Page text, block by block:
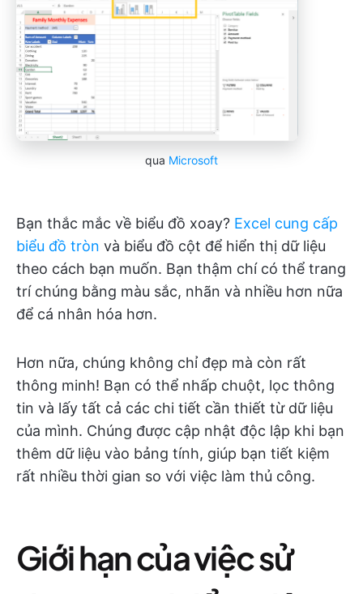
qua Microsoft
Bạn thắc mắc về biểu đồ xoay? Excel cung cấp
biểu đồ tròn và biểu đồ cột để hiển thị dữ liệu
theo cách bạn muốn. Bạn thậm chí có thể trang
trí chúng bằng màu sắc, nhãn và nhiều hơn nữa
để cá nhân hóa hơn.
Hơn nữa, chúng không chỉ đẹp mà còn rất
thông minh! Bạn có thể nhấp chuột, lọc thông
tin và lấy tất cả các chi tiết cần thiết từ dữ liệu
của mình. Chúng được cập nhật độc lập khi bạn
thêm dữ liệu vào bảng tính, giúp bạn tiết kiệm
rất nhiều thời gian so với việc làm thủ công.
Giới hạn của việc sử